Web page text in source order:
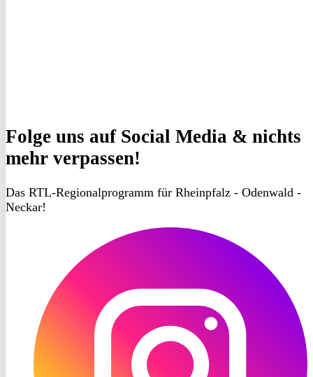
Folge uns auf Social Media & nichts
mehr verpassen!
Das RTL-Regionalprogramm für Rheinpfalz - Odenwald -
Neckar!
Instagram